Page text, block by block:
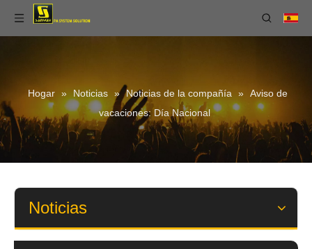
Hogar » Noticias » Noticias de la compañía » Aviso de
vacaciones: Día Nacional
Noticias